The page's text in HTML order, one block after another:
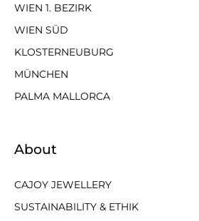
WIEN 1. BEZIRK
WIEN SÜD
KLOSTERNEUBURG
MÜNCHEN
PALMA MALLORCA
About
CAJOY JEWELLERY
SUSTAINABILITY & ETHIK